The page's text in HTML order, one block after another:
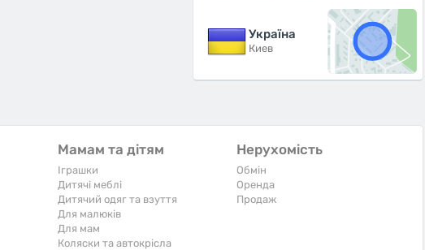
Україна
Киев
Мамам та дітям
Іграшки
Дитячі меблі
Дитячий одяг та взуття
Для малюків
Для мам
Коляски та автокрісла
Нерухомість
Обмін
Оренда
Продаж